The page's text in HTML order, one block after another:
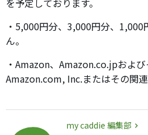
・5,000円分、3,000円分、
ん。
・Amazon、Amazon.co.jpおよ
Amazon.com, Inc.またはその関連
my caddie 編集部